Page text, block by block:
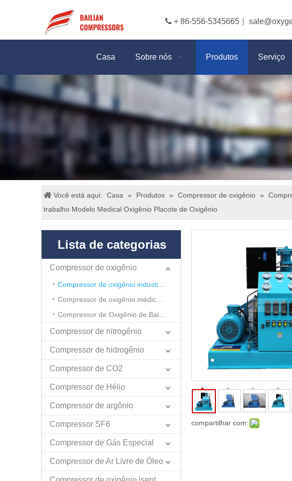
 + 86-556-5345665
Casa Sobre nós Produtos Serviço
Você está aqui: Casa » Produtos » Compressor de oxigênio »
trabalho Modelo Medical Oxigênio Placote de Oxigênio
Lista de categorias
Compressor de oxigênio
Compressor de nitrogênio
Compressor de hidrogênio
Compressor de CO2
Compressor de Hélio
Compressor de argônio
Compressor SF6
Compressor de Gás Especial
Compressor de Ar Livre de Óleo
compartilhar com: